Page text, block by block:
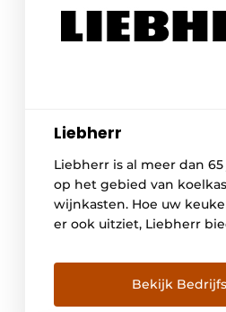
Liebherr
Liebherr is al meer dan
op het gebied van
wijnkasten. Hoe uw
er ook uitziet, Liebherr
vriesapparaten, zowel
vrijstaand. Het merk biedt
integreerbare modellen
Bekijk